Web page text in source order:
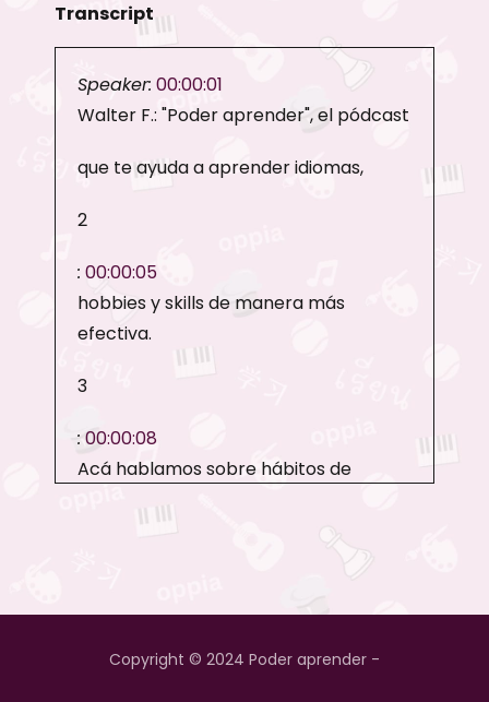
Transcript
Speaker: 00:00:01
Walter F.: "Poder aprender", el pódcast
que te ayuda a aprender idiomas,
2
: 00:00:05
hobbies y skills de manera más
efectiva.
3
: 00:00:08
Acá hablamos sobre hábitos de
aprendizaje, práctica deliberada
y estrategias para aprender mejor.
Copyright © 2024 Poder aprender -